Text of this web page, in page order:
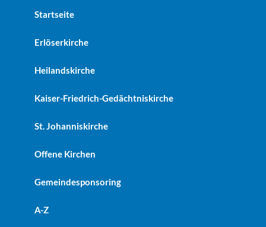
Startseite
Erlöserkirche
Heilandskirche
Kaiser-Friedrich-Gedächtniskirche
St. Johanniskirche
Offene Kirchen
Gemeindesponsoring
A-Z